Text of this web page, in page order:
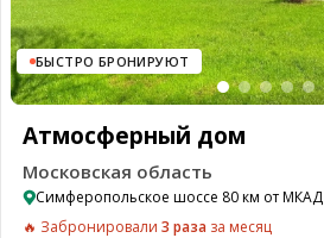
БЫСТРО БРОНИРУЮТ
Атмосферный дом
Московская область
Симферопольское шоссе 80 км от МКАД
🔥 Забронировали 3 раза за месяц